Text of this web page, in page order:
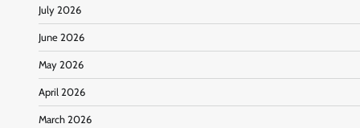
July 2026
June 2026
May 2026
April 2026
March 2026